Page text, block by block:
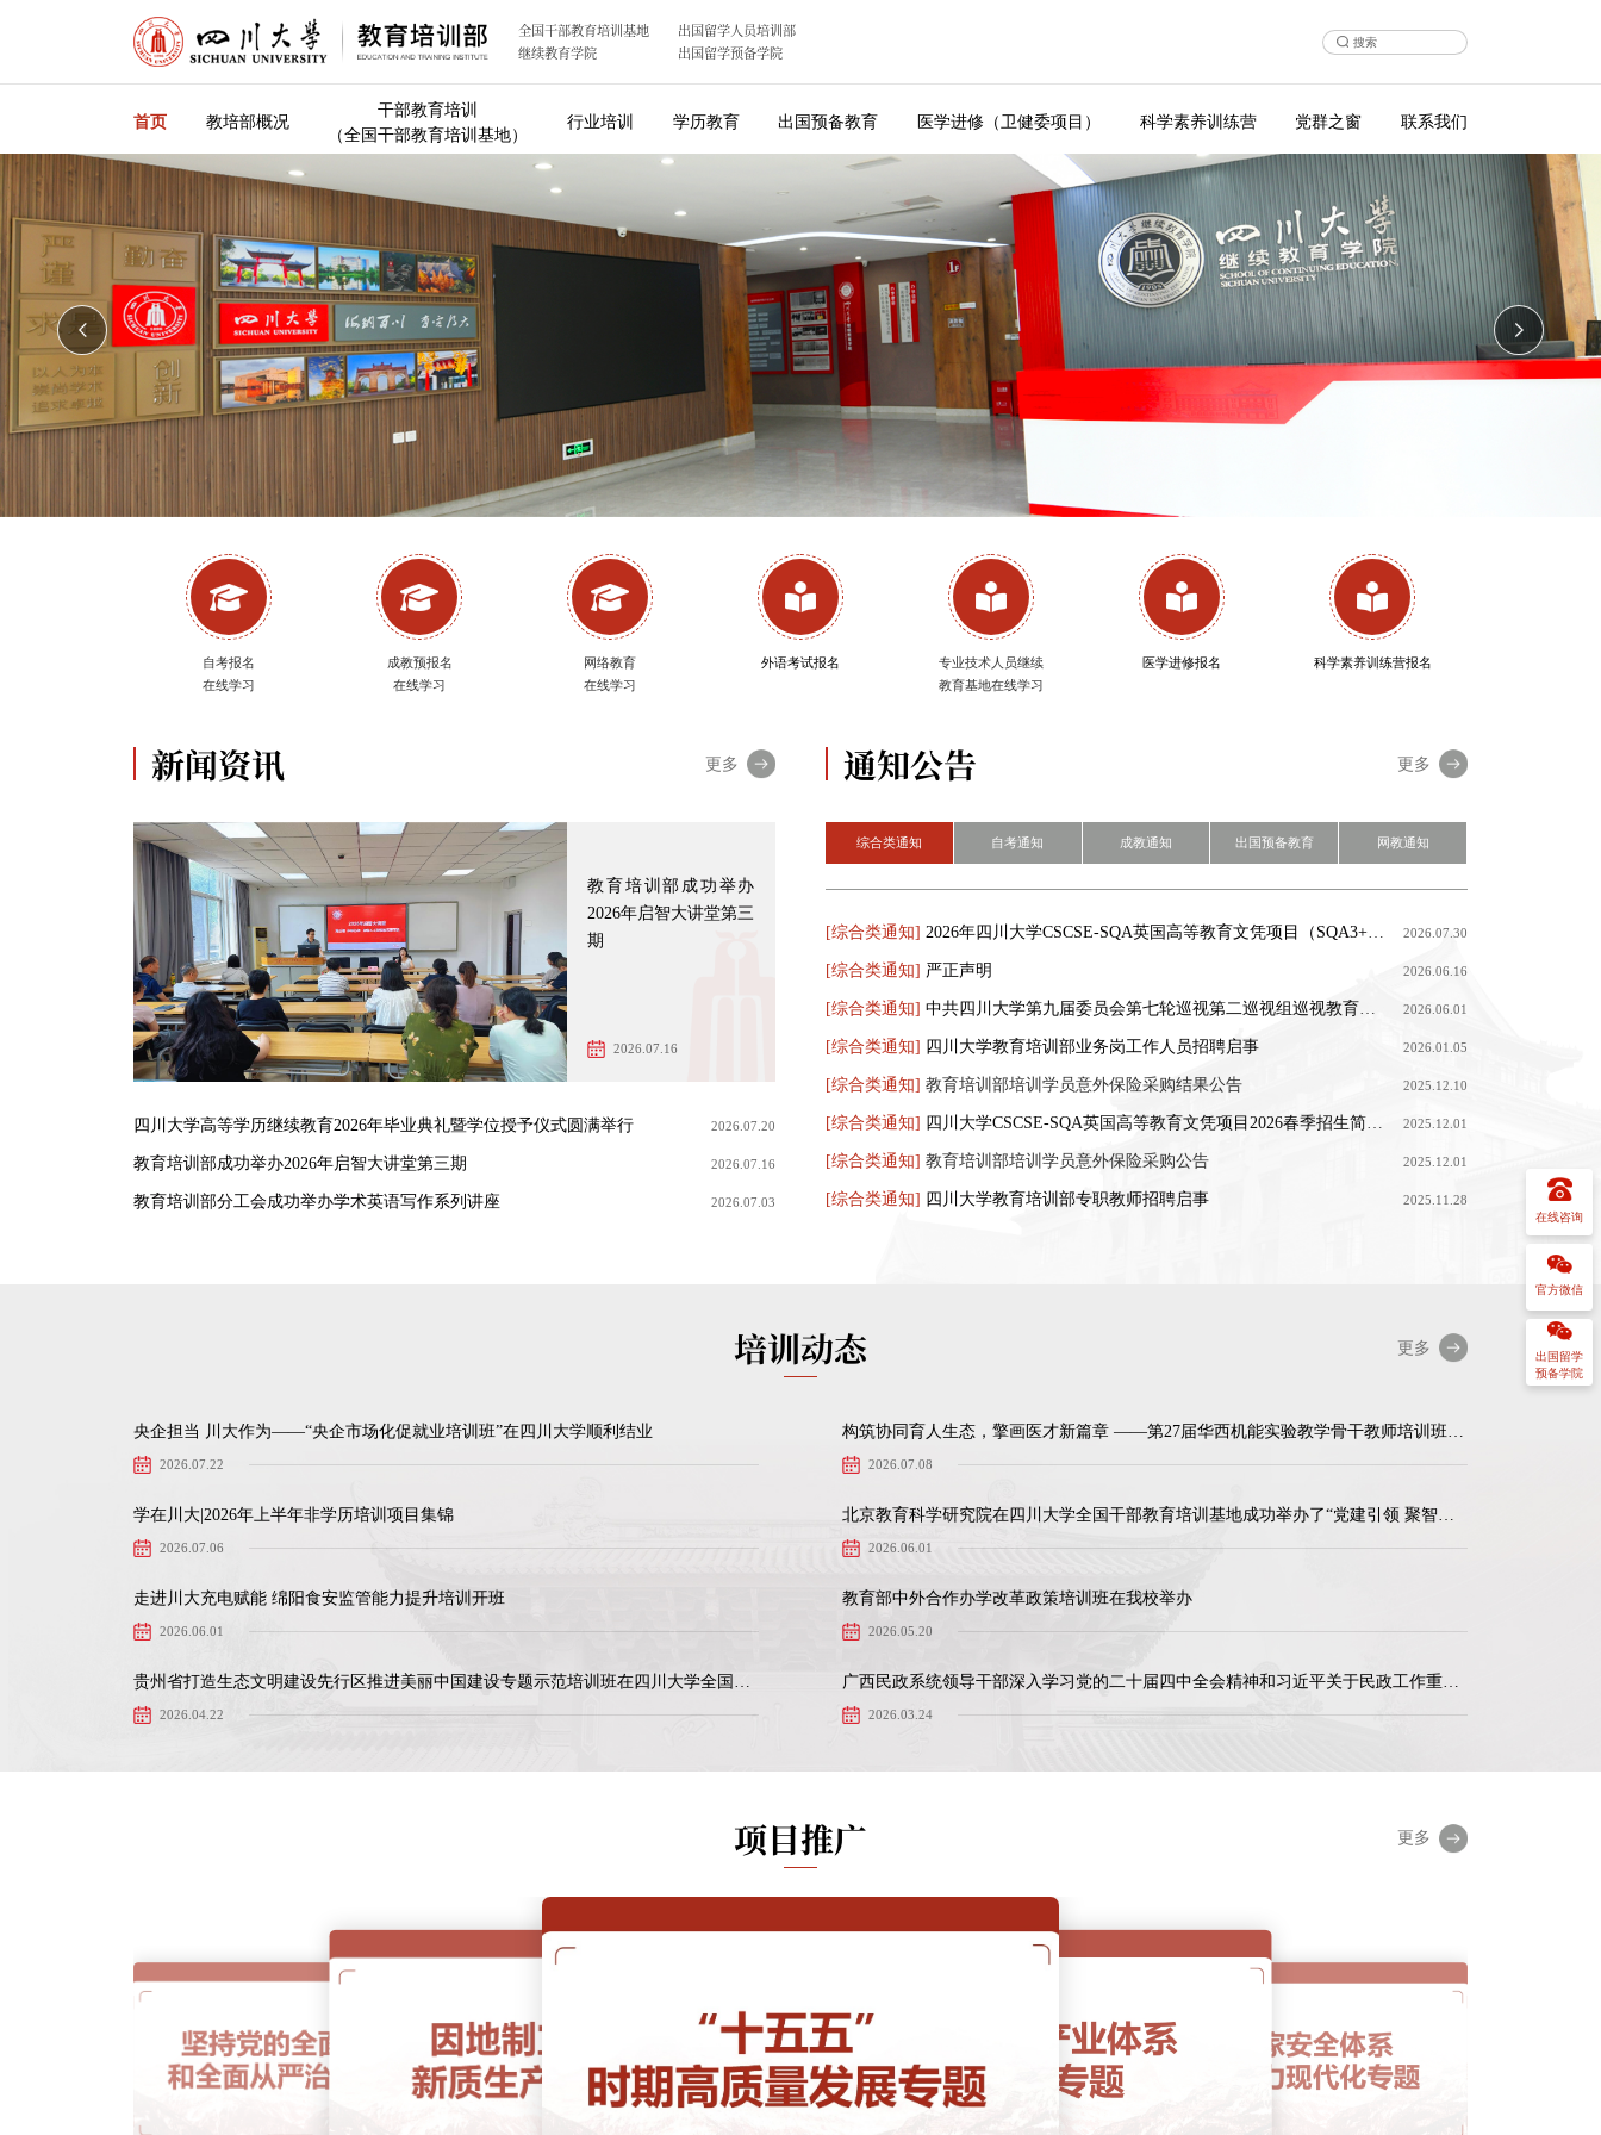
全国干部教育培训基地
继续教育学院
出国留学人员培训部
出国留学预备学院
首页 教培部概况
干部教育培训
（全国干部教育培训基地）
行业培训 学历教育 出国预备教育 医学进修（卫健委项目） 科学素养训练营 党群之窗 联系我们
自考报名
在线学习
成教预报名
在线学习
网络教育
在线学习
外语考试报名
专业技术人员继续
教育基地在线学习
医学进修报名 科学素养训练营报名
新闻资讯 更多
教育培训部成功举办
2026年启智大讲堂第三
期
2026.07.16
“以美聚力 以艺凝
年四川大学教职工文艺
2026.06.10
2026.07.20
四川大学高等学历继续教育2026年毕业典礼暨学位授予仪式圆满举行
2026.07.16
教育培训部成功举办2026年启智大讲堂第三期
2026.07.03
教育培训部分工会成功举办学术英语写作系列讲座
通知公告 更多
综合类通知 自考通知 成教通知 出国预备教育 网教通知
[综合类通知] 2026年四川大学CSCSE-SQA英国高等教育文凭项目（SQA3+1、SQA2+1））招生简章 2026.07.30
[综合类通知] 严正声明 2026.06.16
[综合类通知] 2026.06.01
[综合类通知] 四川大学教育培训部业务岗工作人员招聘启事 2026.01.05
[综合类通知] 教育培训部培训学员意外保险采购结果公告 2025.12.10
[综合类通知] 四川大学CSCSE-SQA英国高等教育文凭项目2026春季招生简章（2.5+1） 2025.12.01
[综合类通知] 教育培训部培训学员意外保险采购公告 2025.12.01
[综合类通知] 四川大学教育培训部专职教师招聘启事 2025.11.28
【置顶】 [实践环节] 关于四川大学高等教育自学考试应用型专业2026年下半年实践性环节考核有关事项的通知
【置顶】 [考务管理]
【置顶】 [考务管理]
【置顶】 [考务管理]
【置顶】 [考务管理]
【置顶】 [考务管理] 四川大学26.3次高等教育自学考试华西校区考点考试通知
【置顶】 [考务管理]
【置顶】 [考务管理]
【置顶】 [学籍管理] 四川大学高等学历继续教育超过最长学习年限学生学籍注销的公示
【置顶】 [学籍管理]
[考试考务]
[考试考务]
[教学运行]
[教学运行] 关于成教本科2026届学生毕业论文（设计）答辩的通知
[教学运行]
[学位]
[出国预备教育] 第186回J.TEST考试成绩证书开始发放
[出国预备教育] 第185回J.TEST考试成绩证书开始发放
[出国预备教育] 2025年下半年JLPT考试成绩/证书开始发放
[出国预备教育] 第184回J.TEST考试成绩证书开始发放
[出国预备教育] 第183回J.TEST考试成绩证书开始发放
[出国预备教育] 2025年9月BEC证书开始发放
[出国预备教育] 第182回J.TEST考试成绩证书开始发放
[出国预备教育] 2025年上半年JLPT考试成绩/证书开始发放
【置顶】 [学籍管理] 四川大学高等学历继续教育超过最长学习年限学生学籍注销的公示
[考试考务]
[考试考务]
[教学运行]
[教学运行]
[教学运行] 网教专升本202606批次毕业论文（设计）工作安排时间调整的通知
[学籍管理] 关于网络教育2026届秋季毕业生毕业资格复审的通知
[学籍管理] 关于清理网络教育超过最长学习期限学生学籍的通知
培训动态 更多
央企担当 川大作为——“央企市场化促就业培训班”在四川大学顺利结业
2026.07.22 2026.07.08
学在川大|2026年上半年非学历培训项目集锦
2026.07.06 2026.06.01
走进川大充电赋能 绵阳食安监管能力提升培训开班
2026.06.01
教育部中外合作办学改革政策培训班在我校举办
2026.05.20
2026.04.22 2026.03.24
项目推广 更多
在线咨询
官方微信
出国留学
预备学院